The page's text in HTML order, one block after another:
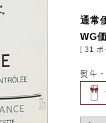
通常
WG
[ 31
熨斗